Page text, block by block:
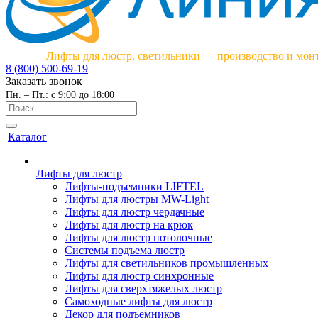
Лифты для люстр, светильники — производство и
8 (800) 500-69-19
Заказать звонок
Пн. – Пт.: с 9:00 до 18:00
Каталог
Лифты для люстр
Лифты-подъемники LIFTEL
Лифты для люстры MW-Light
Лифты для люстр чердачные
Лифты для люстр на крюк
Лифты для люстр потолочные
Системы подъема люстр
Лифты для светильников промышленных
Лифты для люстр синхронные
Лифты для сверхтяжелых люстр
Самоходные лифты для люстр
Декор для подъемников